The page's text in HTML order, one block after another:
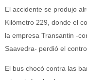
El accidente se produjo
Kilómetro 229, donde el
la empresa Transantin -
Saavedra- perdió el
El bus chocó contra las